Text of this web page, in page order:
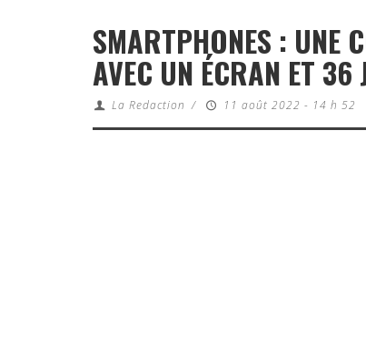
SMARTPHONES : UNE
AVEC UN ÉCRAN ET 36
La Redaction / 11 août 2022 - 14 h 52